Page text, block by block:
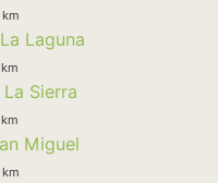
Laguna
Sierra
Miguel